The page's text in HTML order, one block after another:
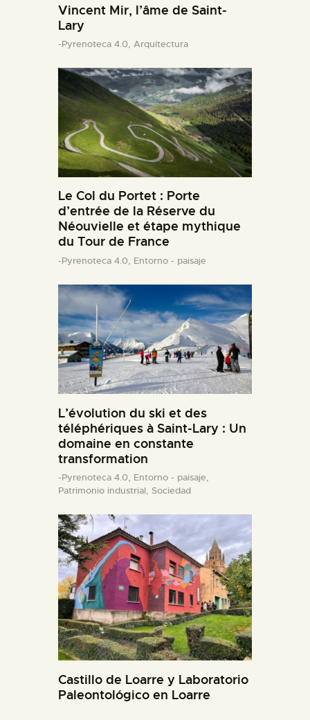
Vincent Mir, l’âme de Saint-
Lary
-Pyrenoteca 4.0, Arquitectura
Le Col du Portet : Porte
d’entrée de la Réserve du
Néouvielle et étape mythique
du Tour de France
-Pyrenoteca 4.0, Entorno - paisaje
L’évolution du ski et des
téléphériques à Saint-Lary : Un
domaine en constante
transformation
-Pyrenoteca 4.0, Entorno - paisaje,
Patrimonio industrial, Sociedad
Castillo de Loarre y Laboratorio
Paleontológico en Loarre